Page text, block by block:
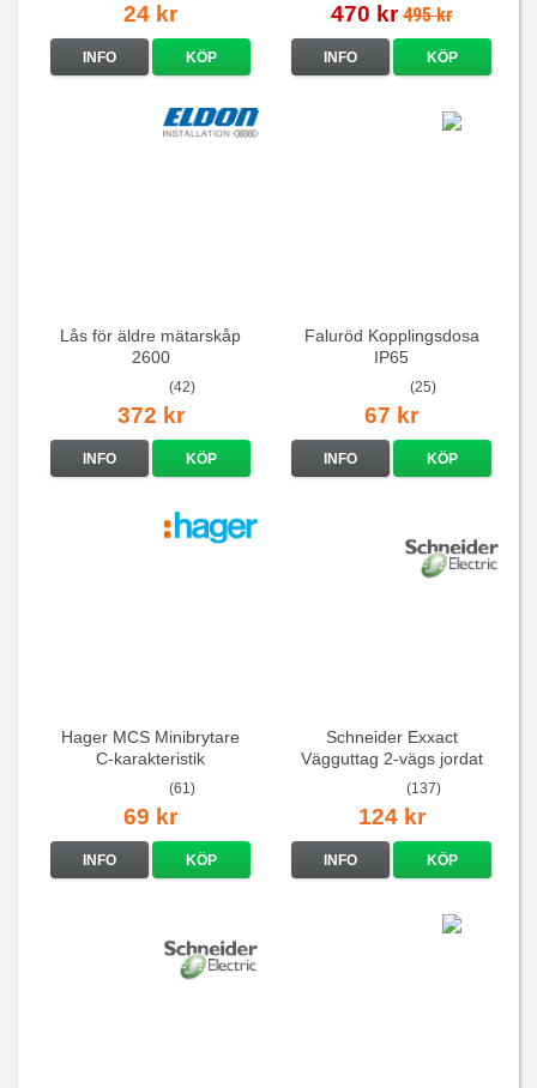
24 kr
INFO KÖP
470 kr 495 kr
INFO KÖP
Lås för äldre mätarskåp
2600
(42)
372 kr
INFO KÖP
Faluröd Kopplingsdosa
IP65
(25)
67 kr
INFO KÖP
Hager MCS Minibrytare
C-karakteristik
QuickConnect
(61)
69 kr
INFO KÖP
Schneider Exxact
Vägguttag 2-vägs jordat
Vit standarduttag
(137)
124 kr
INFO KÖP